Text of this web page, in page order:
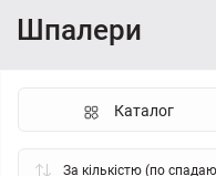
Шпалери
Каталог